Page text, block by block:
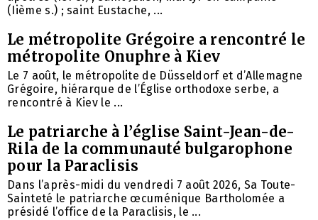
(Iième s.) ; saint Eustache, ...
Le métropolite Grégoire a rencontré le
métropolite Onuphre à Kiev
Le 7 août, le métropolite de Düsseldorf et d’Allemagne
Grégoire, hiérarque de l’Église orthodoxe serbe, a
rencontré à Kiev le ...
Le patriarche à l’église Saint-Jean-de-
Rila de la communauté bulgarophone
pour la Paraclisis
Dans l’après-midi du vendredi 7 août 2026, Sa Toute-
Sainteté le patriarche œcuménique Bartholomée a
présidé l’office de la Paraclisis, le ...